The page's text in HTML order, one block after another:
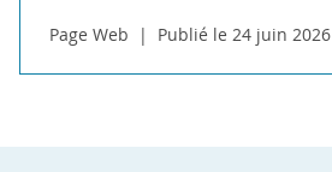
Page Web Publié le 24 juin 2026